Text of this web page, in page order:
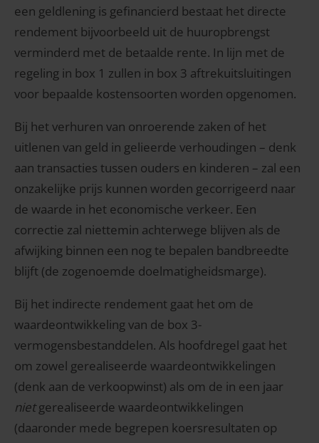
een geldlening is gefinancierd bestaat het directe
rendement bijvoorbeeld uit de huuropbrengst
verminderd met de betaalde rente. In lijn met de
regeling in box 1 zullen in box 3 aftrekuitsluitingen
voor bepaalde kostensoorten worden opgenomen.
Bij het verhuren van onroerende zaken of het
uitlenen van geld in gelieerde verhoudingen – denk
aan transacties tussen ouders en kinderen – zal een
onzakelijke prijs kunnen worden gecorrigeerd naar
de waarde in het economische verkeer. Een
correctie zal niettemin achterwege blijven als de
afwijking binnen een nog te bepalen bandbreedte
blijft (de zogenoemde doelmatigheidsmarge).
Bij het indirecte rendement gaat het om de
waardeontwikkeling van de box 3-
vermogensbestanddelen. Als hoofdregel gaat het
om zowel gerealiseerde waardeontwikkelingen
(denk aan de verkoopwinst) als om de in een jaar
nietgerealiseerde waardeontwikkelingen
(daaronder mede begrepen koersresultaten op